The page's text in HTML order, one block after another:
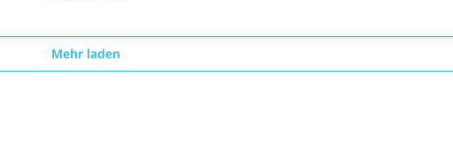
Mehr laden